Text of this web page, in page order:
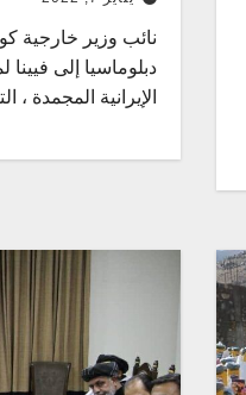
نائب وزير خارجية
دبلوماسيا إلى
الإيرانية المجمدة ،